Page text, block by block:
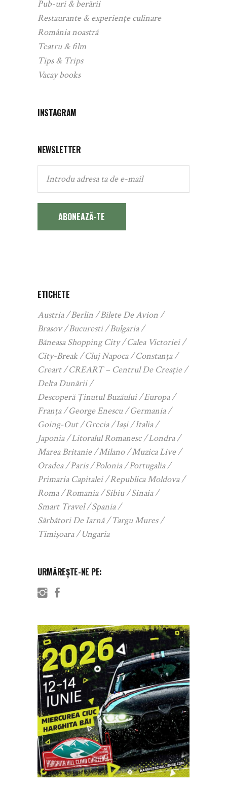
Pub-uri & berării
Restaurante & experiențe culinare
România noastră
Teatru & film
Tips & Trips
Vacay books
INSTAGRAM
NEWSLETTER
ABONEAZĂ-TE
ETICHETE
Austria Berlin
Bilete De Avion
Brasov
Bucuresti
Bulgaria
Băneasa Shopping City
Calea Victoriei
City-Break
Cluj Napoca
Constanța
Creart
CREART – Centrul De Creație
Delta Dunării
Descoperă Ținutul Buzăului
Europa
Franța
George Enescu
Germania
Going-Out
Grecia Iași
Italia
Japonia
Litoralul Romanesc
Londra
Marea Britanie
Milano
Muzica Live
Oradea
Paris Polonia
Portugalia
Primaria Capitalei
Republica Moldova
Roma
Romania Sibiu
Sinaia
Smart Travel
Spania
Sărbători De Iarnă
Targu Mures
Timișoara
Ungaria
URMĂREȘTE-NE PE: